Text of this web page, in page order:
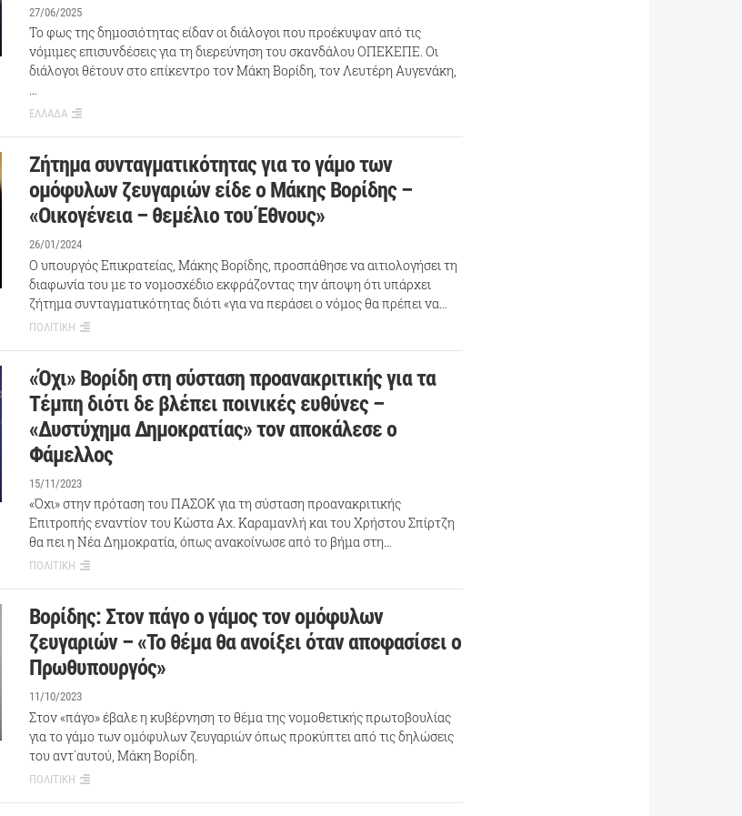
27/06/2025
Το φως της δημοσιότητας είδαν οι διάλογοι που προέκυψαν από τις
νόμιμες επισυνδέσεις για τη διερεύνηση του σκανδάλου ΟΠΕΚΕΠΕ. Οι
διάλογοι θέτουν στο επίκεντρο τον Μάκη Βορίδη, τον Λευτέρη Αυγενάκη,
…
ΕΛΛΑΔΑ
Ζήτημα συνταγματικότητας για το γάμο των
ομόφυλων ζευγαριών είδε ο Μάκης Βορίδης –
«Οικογένεια – θεμέλιο του Έθνους»
26/01/2024
Ο υπουργός Επικρατείας, Μάκης Βορίδης, προσπάθησε να αιτιολογήσει τη
διαφωνία του με το νομοσχέδιο εκφράζοντας την άποψη ότι υπάρχει
ζήτημα συνταγματικότητας διότι «για να περάσει ο νόμος θα πρέπει να…
ΠΟΛΙΤΙΚΗ
«Όχι» Βορίδη στη σύσταση προανακριτικής για τα
Τέμπη διότι δε βλέπει ποινικές ευθύνες –
«Δυστύχημα Δημοκρατίας» τον αποκάλεσε ο
Φάμελλος
15/11/2023
«Όχι» στην πρόταση του ΠΑΣΟΚ για τη σύσταση προανακριτικής
Επιτροπής εναντίον του Κώστα Αχ. Καραμανλή και του Χρήστου Σπίρτζη
θα πει η Νέα Δημοκρατία, όπως ανακοίνωσε από το βήμα στη…
ΠΟΛΙΤΙΚΗ
Βορίδης: Στον πάγο ο γάμος τον ομόφυλων
ζευγαριών – «Το θέμα θα ανοίξει όταν αποφασίσει ο
Πρωθυπουργός»
11/10/2023
Στον «πάγο» έβαλε η κυβέρνηση το θέμα της νομοθετικής πρωτοβουλίας
για το γάμο των ομόφυλων ζευγαριών όπως προκύπτει από τις δηλώσεις
του αντ΄αυτού, Μάκη Βορίδη.
ΠΟΛΙΤΙΚΗ